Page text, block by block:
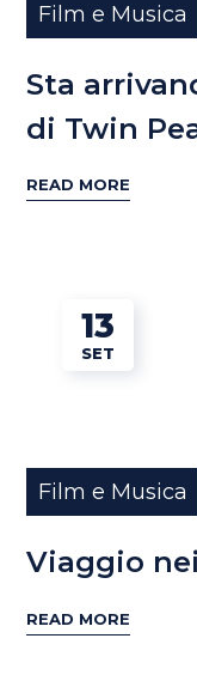
Film e Musica
Sta
di Twin
READ MORE
13
SET
Film e Musica
Viaggio
READ MORE